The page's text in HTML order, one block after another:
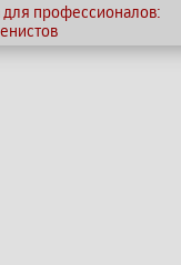
профессионалов: